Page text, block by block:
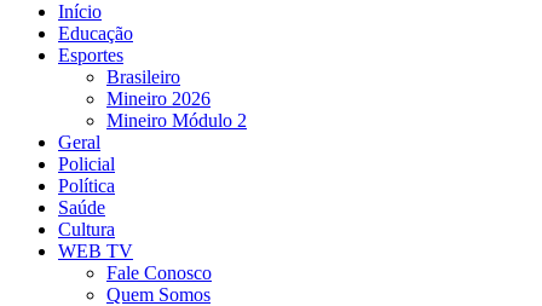
Início
Educação
Esportes
Brasileiro
Mineiro 2026
Mineiro Módulo 2
Geral
Policial
Política
Saúde
Cultura
WEB TV
Fale Conosco
Quem Somos